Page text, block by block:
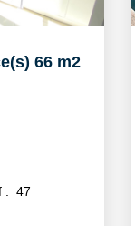
66 m2
: 47